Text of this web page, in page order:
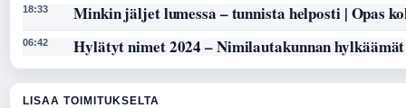
18:33 Minkin jäljet lumessa – tunnista helposti | Opas
06:42 Hylätyt nimet 2024 – Nimilautakunnan
LISAA TOIMITUKSELTA